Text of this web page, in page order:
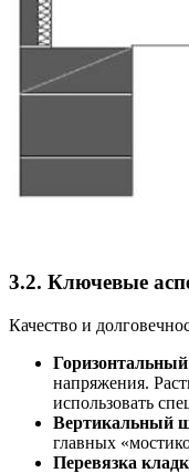
3.2. Ключевые
Качество и
напряжения.
использовать
Вертикальный
главных
Перевязка